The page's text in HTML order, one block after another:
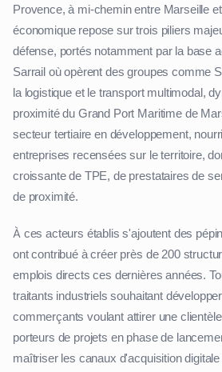
Provence, à mi-chemin entre Marseille
économique repose sur trois piliers
défense, portés notamment par la base
Sarrail où opèrent des groupes comme
la logistique et le transport multimodal,
proximité du Grand Port Maritime de
secteur tertiaire en développement,
entreprises recensées sur le territoire,
croissante de TPE, de prestataires de
de proximité.
À ces acteurs établis s'ajoutent des
ont contribué à créer près de 200
emplois directs ces dernières années.
traitants industriels souhaitant
commerçants voulant attirer une
porteurs de projets en phase de
maîtriser les canaux d'acquisition